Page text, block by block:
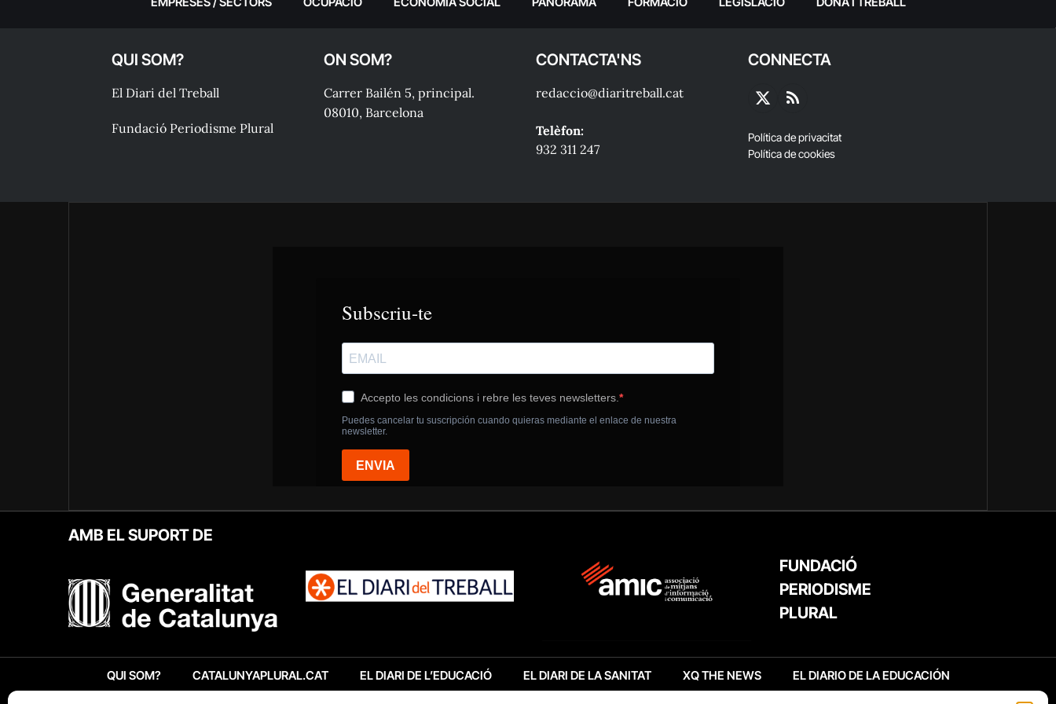
QUI SOM?
El Diari del Treball
Fundació Periodisme Plural
ON SOM?
Carrer Bailén 5, principal.
08010, Barcelona
CONTACTA'NS
redaccio@diaritreball.cat
Telèfon:
932 311 247
CONNECTA
X
RSS
Política de privacitat
Política de cookies
AMB EL SUPORT DE
FUNDACIÓ
PERIODISME
PLURAL
QUI SOM? CATALUNYAPLURAL.CAT EL DIARI DE L’EDUCACIÓ EL DIARI DE LA SANITAT XQ THE NEWS EL DIARIO DE LA EDUCACIÓN